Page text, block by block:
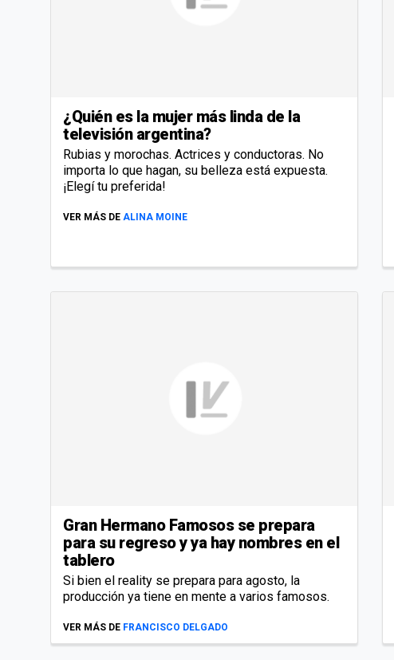
¿Quién es la mujer más linda de la
televisión argentina?
Rubias y morochas. Actrices y conductoras. No
importa lo que hagan, su belleza está expuesta.
¡Elegí tu preferida!
VER MÁS DE ALINA MOINE
Gran Hermano Famosos se prepara
para su regreso y ya hay nombres en el
tablero
Si bien el reality se prepara para agosto, la
producción ya tiene en mente a varios famosos.
VER MÁS DE FRANCISCO DELGADO